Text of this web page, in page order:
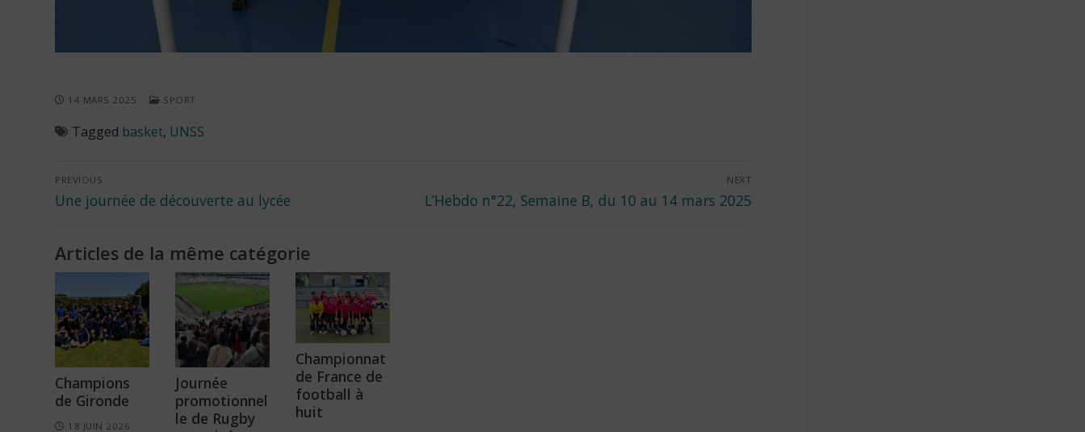
14 MARS 2025 SPORT
Tagged basket, UNSS
Navigation
de
l’article
PREVIOUS
Previous
Une journée de découverte au lycée
NEXT
Next
L’Hebdo n°22, Semaine B, du 10 au 14 mars 2025
Articles de la même catégorie
Champions
de Gironde
18 JUIN 2026
Journée
promotionnel
le de Rugby
Championnat
de France de
football à
huit